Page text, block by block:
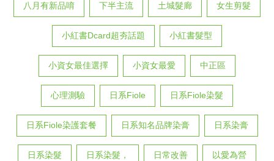
八月有新品唷 下半主流 土城髮廊 女生剪髮
小紅書Dcard超夯話題 小紅書髮型
小資女最佳選擇 小資女最愛 中正區
心理測驗 日系Fiole 日系Fiole染髮
日系Fiole染護套餐 日系知名品牌染膏 日系染膏
日系染髮 日系染髮， 日常改善 以愛為營